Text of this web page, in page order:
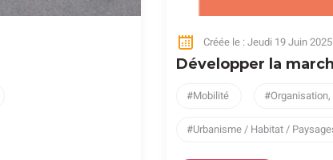
Créée le : Jeudi 19 Juin 2025
Développer la
Mobilité
Urbanisme / Habitat /